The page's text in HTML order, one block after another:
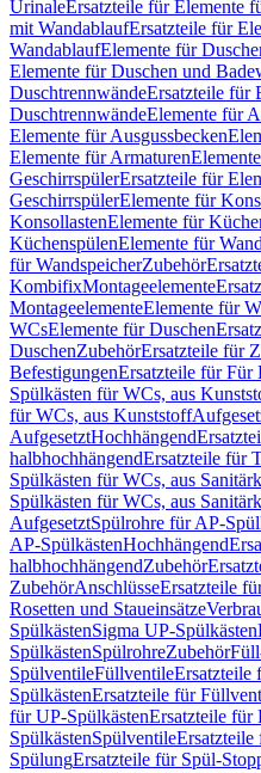
UrinaleErsatzteile für Elemente
mit WandablaufErsatzteile für
WandablaufElemente für
Elemente für Duschen und
DuschtrennwändeErsatzteile für
DuschtrennwändeElemente für
Elemente für Ausgussbecken
Elemente für Armaturen
GeschirrspülerErsatzteile für
GeschirrspülerElemente für
KonsollastenElemente für
KüchenspülenElemente für
für WandspeicherZubehör
KombifixMontageelemente
MontageelementeElemente für
WCsElemente für Duschen
DuschenZubehörErsatzteile für
BefestigungenErsatzteile für Für
Spülkästen für WCs, aus
für WCs, aus Kunststoff
AufgesetztHochhängend
halbhochhängendErsatzteile für
Spülkästen für WCs, aus
Spülkästen für WCs, aus
AufgesetztSpülrohre für AP-
AP-SpülkästenHochhängend
halbhochhängendZubehör
ZubehörAnschlüsseErsatzteile
Rosetten und Staueinsätze
SpülkästenSigma UP-Spülkästen
SpülkästenSpülrohreZubehör
SpülventileFüllventileErsatzteile
SpülkästenErsatzteile für
für UP-SpülkästenErsatzteile
SpülkästenSpülventile
SpülungErsatzteile für Spül-